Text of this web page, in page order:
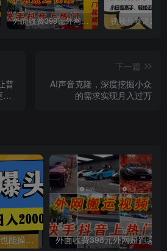
外面收费398元外网超跑豪车汽车视频搬运至快手抖音上热门项目
普
简
下一篇
AI声音克隆，深度挖掘小众
的需求实现月入过万
AI起号撸爆头条，小白也能操作，日入2000+